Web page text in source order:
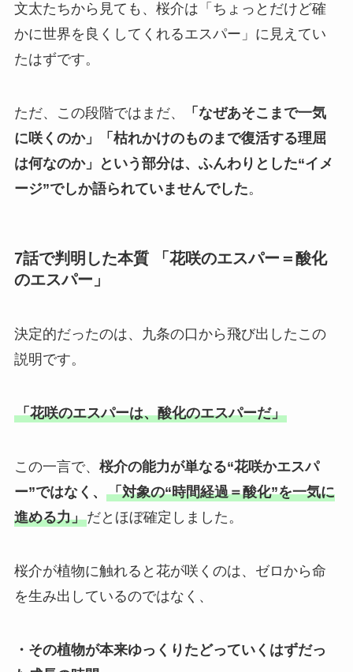
文太たちから見ても、桜介は「ちょっとだけど確
かに世界を良くしてくれるエスパー」に見えてい
たはずです。
ただ、この段階ではまだ、
「なぜあそこまで一気
に咲くのか」「枯れかけのものまで復活する理屈
は何なのか」という部分は、ふんわりとした“イメ
ージ”でしか語られていませんでした。
7話で判明した本質 「花咲のエスパー＝酸化
のエスパー」
決定的だったのは、九条の口から飛び出したこの
説明です。
「花咲のエスパーは、酸化のエスパーだ」
この一言で、 桜介の能力が単なる“花咲かエスパ
ー”ではなく、 「対象の“時間経過＝酸化”を一気に
進める力」だとほぼ確定しました。
桜介が植物に触れると花が咲くのは、ゼロから命
を生み出しているのではなく、
・その植物が本来ゆっくりたどっていくはずだっ